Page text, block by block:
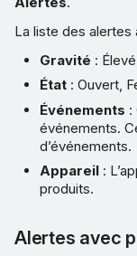
Exporter au format
La liste des
Gravité :
État : Ouvert,
Événements :
événements.
d’événements.
Appareil :
produits.
Alertes avec